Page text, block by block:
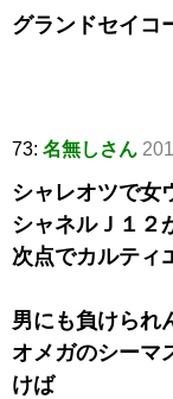
グランドセイコ
73: 名無しさん
シャレオツで女
シャネルＪ１２
次点でカルティ
男にも負けられ
オメガのシーマ
けば